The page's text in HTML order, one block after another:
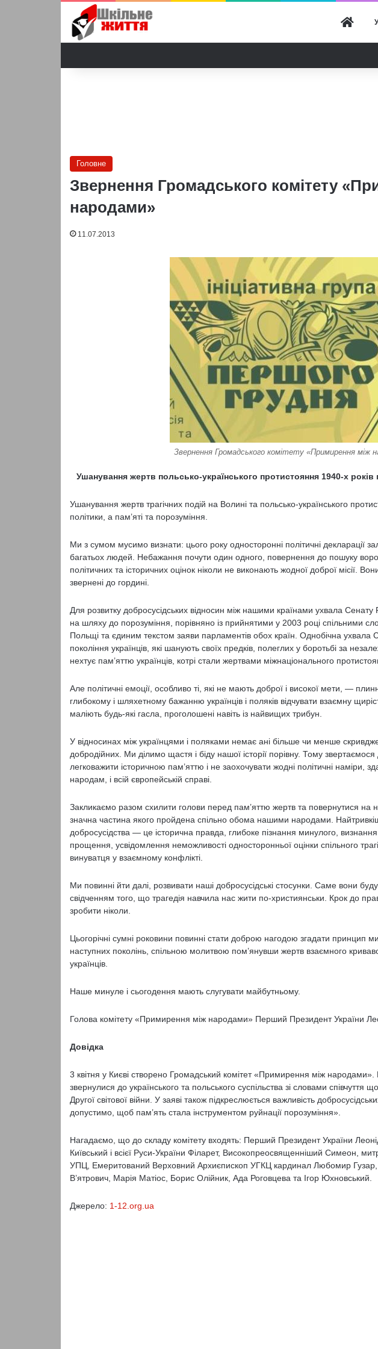
Головне
Звернення Громадського комітету
народами»
11.07.2013
Звернення Громадського комітету «Примирення між
Ушанування жертв польсько-українського протистояння 1940-х років
Ушанування жертв трагічних подій на Волині та польсько-українського
політики, а пам’яті та порозуміння.
Ми з сумом мусимо визнати: цього року односторонні політичні декларації
багатьох людей. Небажання почути один одного, повернення до пошуку
політичних та історичних оцінок ніколи не виконають жодної доброї місії.
звернені до гордині.
Для розвитку добросусідських відносин між нашими країнами ухвала
на шляху до порозуміння, порівняно із прийнятими у 2003 році спільними
Польщі та єдиним текстом заяви парламентів обох країн. Однобічна ухвала
покоління українців, які шанують своїх предків, полеглих у боротьбі за
нехтує пам’яттю українців, котрі стали жертвами міжнаціонального
Але політичні емоції, особливо ті, які не мають доброї і високої мети, —
глибокому і шляхетному бажанню українців і поляків відчувати взаємну
маліють будь-які гасла, проголошені навіть із найвищих трибун.
У відносинах між українцями і поляками немає ані більше чи менше
добродійних. Ми ділимо щастя і біду нашої історії порівну. Тому
легковажити історичною пам’яттю і не заохочувати жодні політичні наміри,
народам, і всій європейській справі.
Закликаємо разом схилити голови перед пам’яттю жертв та повернутися на
значна частина якого пройдена спільно обома нашими народами.
добросусідства — це історична правда, глибоке пізнання минулого,
прощення, усвідомлення неможливості односторонньої оцінки спільного
винуватця у взаємному конфлікті.
Ми повинні йти далі, розвивати наші добросусідські стосунки. Саме вони
свідченням того, що трагедія навчила нас жити по-християнськи. Крок до
зробити ніколи.
Цьогорічні сумні роковини повинні стати доброю нагодою згадати принцип
наступних поколінь, спільною молитвою пом’янувши жертв взаємного
українців.
Наше минуле і сьогодення мають слугувати майбутньому.
Голова комітету «Примирення між народами» Перший Президент України
Довідка
3 квітня у Києві створено Громадський комітет «Примирення між народами».
звернулися до українського та польського суспільства зі словами співчуття
Другої світової війни. У заяві також підкреслюється важливість
допустимо, щоб пам’ять стала інструментом руйнації порозуміння».
Нагадаємо, що до складу комітету входять: Перший Президент України
Київський і всієї Руси-України Філарет, Високопреосвященніший Симеон,
УПЦ, Емеритований Верховний Архиєпископ УГКЦ кардинал Любомир
В’ятрович, Марія Матіос, Борис Олійник, Ада Роговцева та Ігор Юхновський.
Джерело: 1-12.org.ua